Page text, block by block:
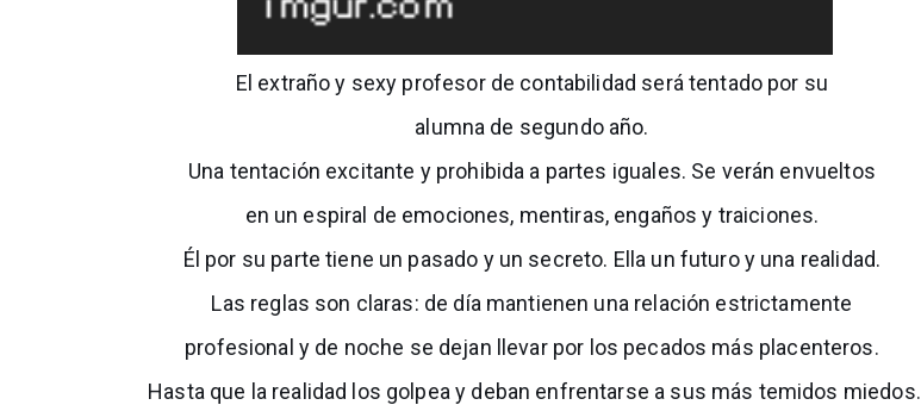
El extraño y sexy profesor de contabilidad será tentado por su
alumna de segundo año.
Una tentación excitante y prohibida a partes iguales. Se verán envueltos
en un espiral de emociones, mentiras, engaños y traiciones.
Él por su parte tiene un pasado y un secreto. Ella un futuro y una realidad.
Las reglas son claras: de día mantienen una relación estrictamente
profesional y de noche se dejan llevar por los pecados más placenteros.
Hasta que la realidad los golpea y deban enfrentarse a sus más temidos miedos.